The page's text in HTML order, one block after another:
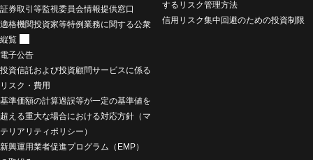
するリスク管理方法
信用リスク集中回避のための投資制限
証券取引等監視委員会情報提供窓口
適格機関投資家等特例業務に関する公衆
縦覧
電子公告
投資信託および投資顧問サービスに係る
リスク・費用
基準価額の計算過誤等が一定の基準値を
超える重大な場合における対応方針（マ
テリアリティポリシー）
新興運用業者促進プログラム（EMP）